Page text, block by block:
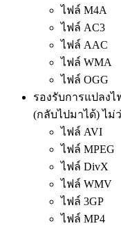
ไฟล์ M4A
ไฟล์ AC3
ไฟล์ AAC
ไฟล์ WMA
ไฟล์ OGG
รองรับการแปลง
(กลับไปมาได้) ไม่
ไฟล์ AVI
ไฟล์ MPEG
ไฟล์ DivX
ไฟล์ WMV
ไฟล์ 3GP
ไฟล์ MP4